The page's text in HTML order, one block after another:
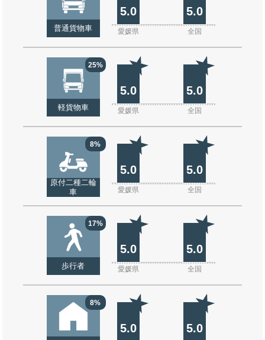
普通貨物車
5.0 5.0
愛媛県 全国
25%
軽貨物車
5.0 5.0
愛媛県 全国
8%
原付二種二輪
車
5.0 5.0
愛媛県 全国
17%
歩行者
5.0 5.0
愛媛県 全国
8%
5.0 5.0